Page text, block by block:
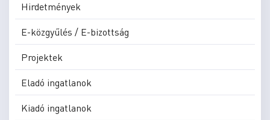
Hirdetmények
E-közgyűlés / E-bizottság
Projektek
Eladó ingatlanok
Kiadó ingatlanok